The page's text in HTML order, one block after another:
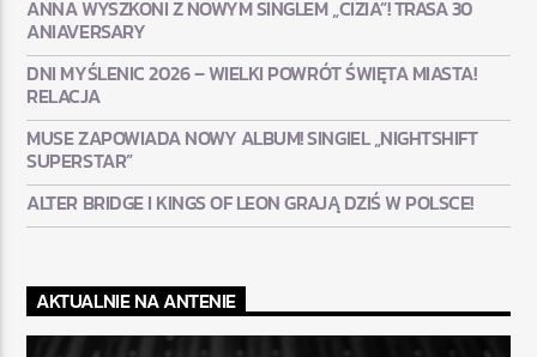
ANNA WYSZKONI Z NOWYM SINGLEM „CIZIA”! TRASA 30
ANIAVERSARY
DNI MYŚLENIC 2026 – WIELKI POWRÓT ŚWIĘTA MIASTA!
RELACJA
MUSE ZAPOWIADA NOWY ALBUM! SINGIEL „NIGHTSHIFT
SUPERSTAR”
ALTER BRIDGE I KINGS OF LEON GRAJĄ DZIŚ W POLSCE!
AKTUALNIE NA ANTENIE